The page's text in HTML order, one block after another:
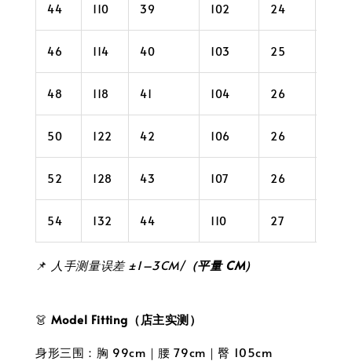
44 110 39 102 24
46 114 40 103 25
48 118 41 104 26
50 122 42 106 26
52 128 43 107 26
54 132 44 110 27
📌 人手测量误差 ±1–3CM/（平量 CM）
👗Model Fitting（店主实测）
身形三围：胸 99cm｜腰 79cm｜臀 105cm